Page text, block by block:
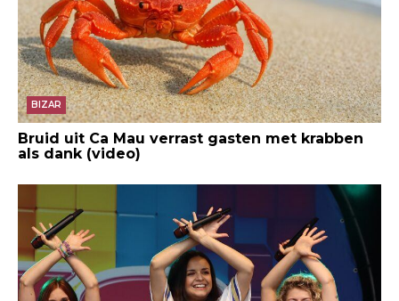
BIZAR
Bruid uit Ca Mau verrast gasten met krabben
als dank (video)